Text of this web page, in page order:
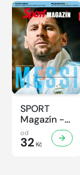
SPORT
Magazín -
32/2026
od
32 Kč